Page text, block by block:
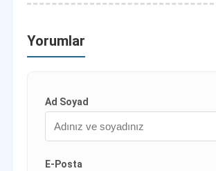
Yorumlar
Ad Soyad
E-Posta